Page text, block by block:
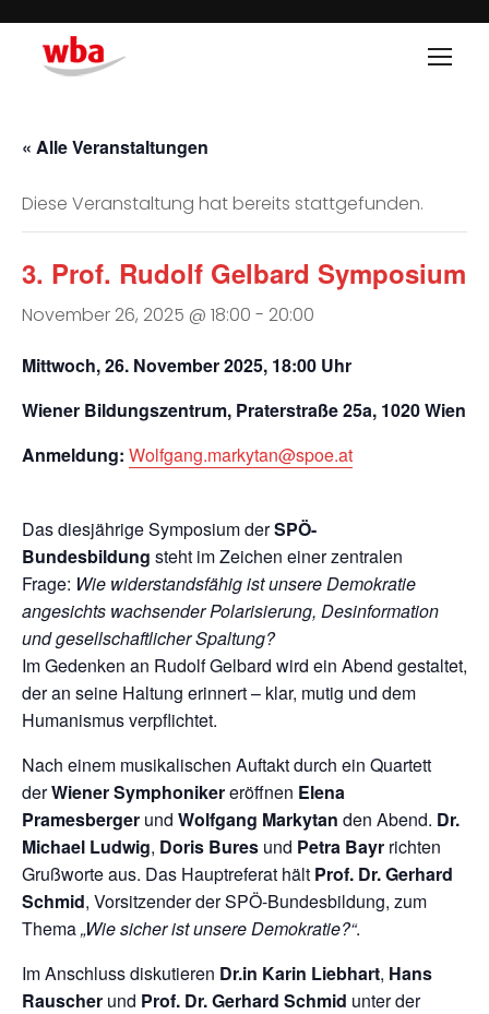
« Alle Veranstaltungen
Diese Veranstaltung hat bereits stattgefunden.
3. Prof. Rudolf Gelbard Symposium
November 26, 2025 @ 18:00 - 20:00
Mittwoch, 26. November 2025, 18:00 Uhr
Wiener Bildungszentrum, Praterstraße 25a, 1020 Wien
Anmeldung: Wolfgang.markytan@spoe.at
Das diesjährige Symposium derSPÖ-
Bundesbildung steht im Zeichen einer zentralen
Frage: Wie widerstandsfähig ist unsere Demokratie
angesichts wachsender Polarisierung, Desinformation
und gesellschaftlicher Spaltung?
Im Gedenken an Rudolf Gelbard wird ein Abend gestaltet,
der an seine Haltung erinnert – klar, mutig und dem
Humanismus verpflichtet.
Nach einem musikalischen Auftakt durch ein Quartett
derWiener Symphonikereröffnen Elena
Pramesberger und Wolfgang Markytan den Abend. Dr.
Michael Ludwig, Doris Bures und Petra Bayr richten
Grußworte aus. Das Hauptreferat hält Prof. Dr. Gerhard
Schmid, Vorsitzender der SPÖ-Bundesbildung, zum
Thema„Wie sicher ist unsere Demokratie?“.
Im Anschluss diskutieren Dr.in Karin Liebhart, Hans
Rauscher und Prof. Dr. Gerhard Schmid unter der